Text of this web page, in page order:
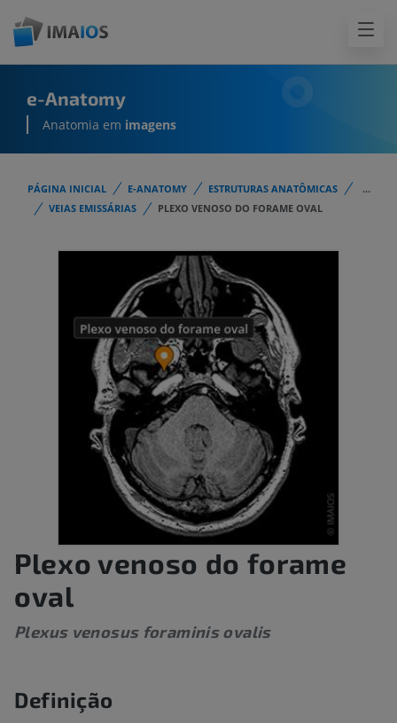
e-Anatomy
Anatomia em imagens
PÁGINA INICIAL E-ANATOMY ESTRUTURAS ANATÔMICAS
...
VEIAS EMISSÁRIAS
PLEXO VENOSO DO FORAME OVAL
Plexo venoso do forame
oval
Plexus venosus foraminis ovalis
Definição